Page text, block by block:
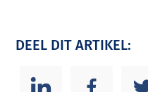
DEEL DIT ARTIKEL: